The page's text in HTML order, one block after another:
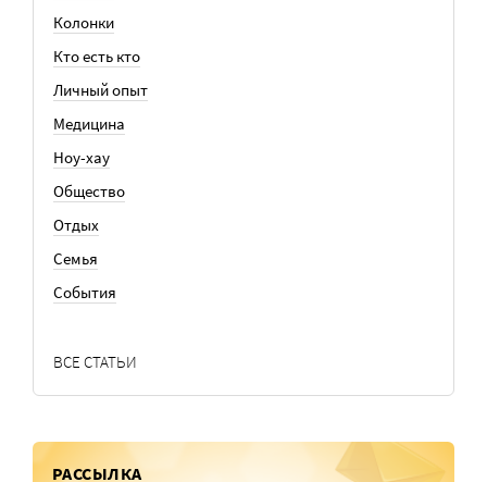
Колонки
Кто есть кто
Личный опыт
Медицина
Ноу-хау
Общество
Отдых
Семья
События
ВСЕ СТАТЬИ
РАССЫЛКА